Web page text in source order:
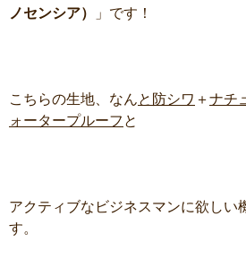
ノセンシア）
」です！
こちらの生地、なんと防シワ ＋ナチ
ォータープルーフ と
アクティブなビジネスマンに欲しい
す。